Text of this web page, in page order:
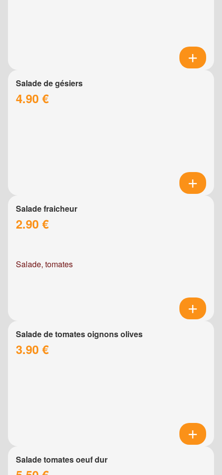
Salade de gésiers
4.90 €
Salade fraicheur
2.90 €
Salade, tomates
Salade de tomates oignons olives
3.90 €
Salade tomates oeuf dur